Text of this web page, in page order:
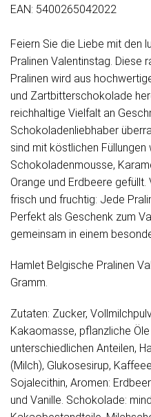
EAN: 5400265042022
Feiern Sie die Liebe mit den
Pralinen Valentinstag. Diese
Pralinen wird aus
und Zartbitterschokolade
reichhaltige Vielfalt an
Schokoladenliebhaber
sind mit köstlichen Füllungen
Schokoladenmousse,
Orange und Erdbeere
frisch und fruchtig: Jede
Perfekt als Geschenk zum
gemeinsam in einem
Hamlet Belgische Pralinen
Gramm.
Zutaten: Zucker,
Kakaomasse, pflanzliche Öle
unterschiedlichen Anteilen,
(Milch), Glukosesirup,
Sojalecithin, Aromen:
und Vanille. Schokolade: